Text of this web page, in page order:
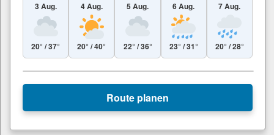
3 Aug.
20° / 37°
4 Aug.
20° / 40°
5 Aug.
22° / 36°
6 Aug.
23° / 31°
7 Aug.
20° / 28°
+
Route planen